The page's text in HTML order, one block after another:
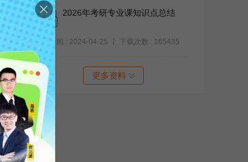
2026年考研专业课知识点总结
发布时间 : 2024-04-25 下载次数 : 165435
更多资料